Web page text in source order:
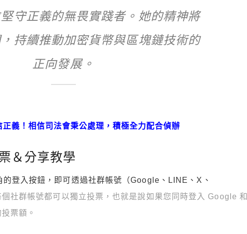
守正義的無畏實踐者。她的精神將
持續推動加密貨幣與區塊鏈技術的
正向發展。
義！相信司法會秉公處理，積極全力配合偵辦
＆分享教學
的登入按鈕，即可透過社群帳號（Google、LINE、X、
個社群帳號都可以獨立投票，也就是說如果您同時登入 Google 和
票額。